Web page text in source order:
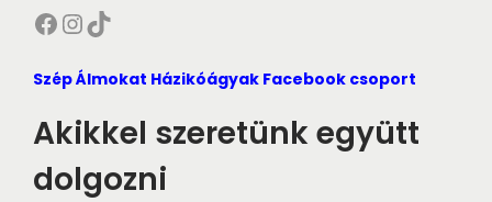
Facebook InstagramTikTok
Szép Álmokat Házikóágyak Facebook csoport
Akikkel szeretünk együtt
dolgozni